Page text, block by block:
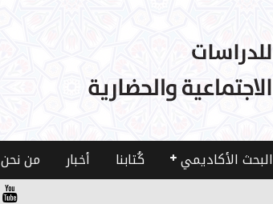
البحث الأكاديمي كُتابنا أخبار من نحن